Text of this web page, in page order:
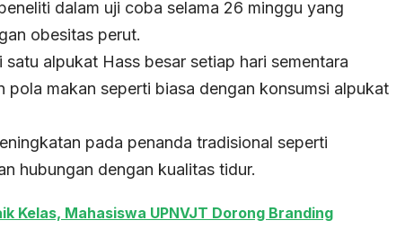
dalam uji coba selama 26 minggu yang
obesitas perut.
alpukat Hass besar setiap hari sementara
pola makan seperti biasa dengan konsumsi alpukat
pada penanda tradisional seperti
hubungan dengan kualitas tidur.
Kelas, Mahasiswa UPNVJT Dorong Branding